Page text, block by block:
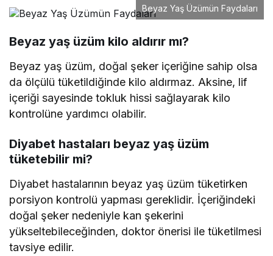
Beyaz Yaş Üzümün Faydaları
Beyaz yaş üzüm kilo aldırır mı?
Beyaz yaş üzüm, doğal şeker içeriğine sahip olsa
da ölçülü tüketildiğinde kilo aldırmaz. Aksine, lif
içeriği sayesinde tokluk hissi sağlayarak kilo
kontrolüne yardımcı olabilir.
Diyabet hastaları beyaz yaş üzüm
tüketebilir mi?
Diyabet hastalarının beyaz yaş üzüm tüketirken
porsiyon kontrolü yapması gereklidir. İçeriğindeki
doğal şeker nedeniyle kan şekerini
yükseltebileceğinden, doktor önerisi ile tüketilmesi
tavsiye edilir.